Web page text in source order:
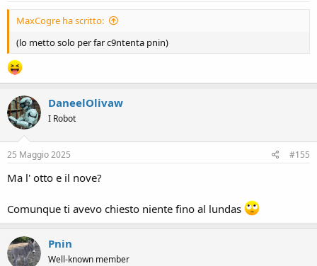
MaxCogre ha scritto:
(lo metto solo per far c9ntenta pnin)
DaneelOlivaw
I Robot
25 Maggio 2025 #155
Ma l' otto e il nove?
Comunque ti avevo chiesto niente fino al lundas
Pnin
Well-known member